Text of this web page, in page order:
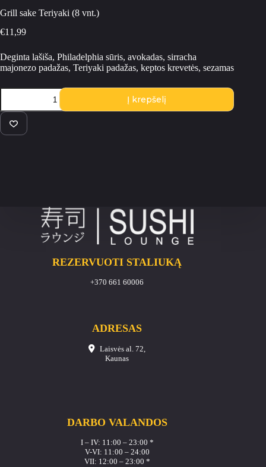
Grill sake Teriyaki (8 vnt.)
€11,99
Deginta lašiša, Philadelphia sūris, avokadas, sirracha
majonezo padažas, Teriyaki padažas, keptos krevetės, sezamas
produkto
Grill
sake
Teriyaki
Į krepšelį
REZERVUOTI STALIUKĄ
+370 661 60006
ADRESAS
Laisvės al. 72,
Kaunas
DARBO VALANDOS
I – IV: 11:00 – 23:00 *
V-VI: 11:00 – 24:00
VII: 12:00 – 23:00 *